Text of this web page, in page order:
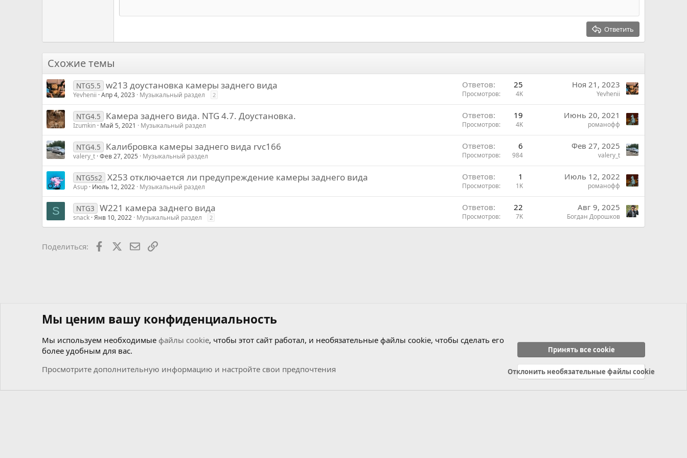
18
Заголовок 3
Times New Roman
Verdana
Ответить
Схожие темы
NTG5.5 w213 доустановка камеры заднего вида
Yevhenii Апр 4, 2023 Музыкальный раздел 2
Ответов 25
Просмотров 4K
Ноя 21, 2023
Yevhenii
NTG4.5 Камера заднего вида. NTG 4.7. Доустановка.
Izumkin Май 5, 2021 Музыкальный раздел
Ответов 19
Просмотров 4K
Июнь 20, 2021
романофф
NTG4.5 Калибровка камеры заднего вида rvc166
valery_t Фев 27, 2025 Музыкальный раздел
Ответов 6
Просмотров 984
Фев 27, 2025
valery_t
NTG5s2 X253 отключается ли предупреждение камеры заднего вида
Asup Июль 12, 2022 Музыкальный раздел
Ответов 1
Просмотров 1K
Июль 12, 2022
романофф
S NTG3 W221 камера заднего вида
snack Янв 10, 2022 Музыкальный раздел 2
Ответов 22
Просмотров 7K
Авг 9, 2025
Богдан Дорошков
Поделиться: Facebook ПочтаСсылкой
Форумы Мастерская самоделкиных
Политика конфиденциальности Справка Главная
R
Мы ценим вашу конфиденциальность
Мы используем необходимые файлы cookie, чтобы этот сайт работал, и необязательные файлы cookie, чтобы сделать его
более удобным для вас.
Просмотрите дополнительную информацию и настройте свои предпочтения
Принять все cookie
Отклонить необязательные файлы cookie